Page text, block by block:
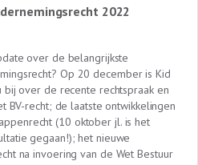
2022
over de belangrijkste
Op 20 december is Kid
bij over de recente rechtspraak en
BV-recht; de laatste ontwikkelingen
(10 oktober jl. is het
gegaan!); het nieuwe
na invoering van de Wet Bestuur